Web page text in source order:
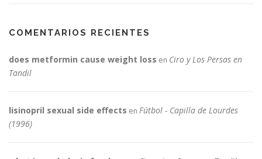
COMENTARIOS RECIENTES
does metformin cause weight loss en Ciro y Los Persas en
Tandil
lisinopril sexual side effects en Fútbol - Capilla de Lourdes
(1996)